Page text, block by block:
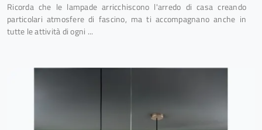
Ricorda che le lampade arricchiscono l'arredo di casa creando
particolari atmosfere di fascino, ma ti accompagnano anche in
tutte le attività di ogni ...